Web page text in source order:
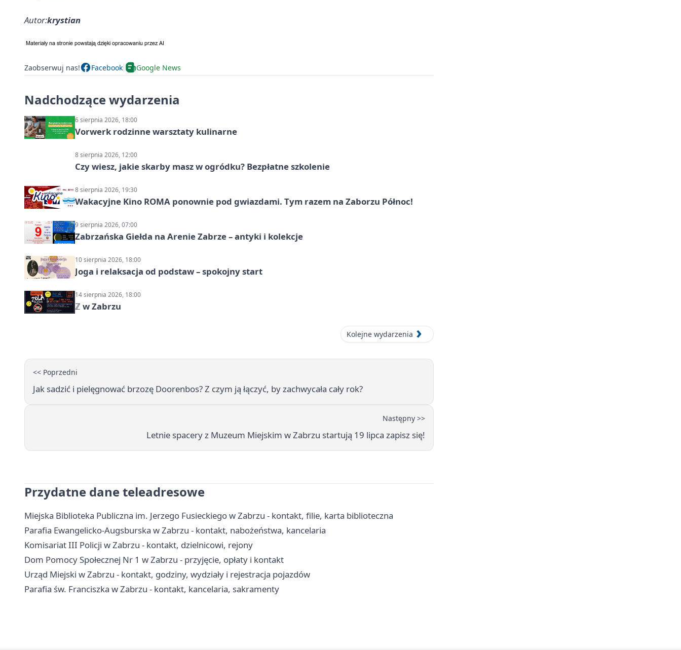
Autor:krystian
Zaobserwuj nas! Facebook Google News
Nadchodzące wydarzenia
6 sierpnia 2026, 18:00
Vorwerk rodzinne warsztaty kulinarne
8 sierpnia 2026, 12:00
Czy wiesz, jakie skarby masz w ogródku? Bezpłatne szkolenie
8 sierpnia 2026, 19:30
Wakacyjne Kino ROMA ponownie pod gwiazdami. Tym razem na Zaborzu Północ!
9 sierpnia 2026, 07:00
Zabrzańska Giełda na Arenie Zabrze – antyki i kolekcje
10 sierpnia 2026, 18:00
Joga i relaksacja od podstaw – spokojny start
14 sierpnia 2026, 18:00
ℤ w Zabrzu
Kolejne wydarzenia
<< Poprzedni
Jak sadzić i pielęgnować brzozę Doorenbos? Z czym ją łączyć, by zachwycała cały rok?
Następny >>
Letnie spacery z Muzeum Miejskim w Zabrzu startują 19 lipca zapisz się!
Przydatne dane teleadresowe
Miejska Biblioteka Publiczna im. Jerzego Fusieckiego w Zabrzu - kontakt, filie, karta biblioteczna
Parafia Ewangelicko-Augsburska w Zabrzu - kontakt, nabożeństwa, kancelaria
Komisariat III Policji w Zabrzu - kontakt, dzielnicowi, rejony
Dom Pomocy Społecznej Nr 1 w Zabrzu - przyjęcie, opłaty i kontakt
Urząd Miejski w Zabrzu - kontakt, godziny, wydziały i rejestracja pojazdów
Parafia św. Franciszka w Zabrzu - kontakt, kancelaria, sakramenty